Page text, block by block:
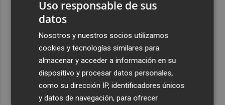
Uso responsable de sus
datos
Nosotros y nuestros socios utilizamos
cookies y tecnologías similares para
almacenar y acceder a información en su
dispositivo y procesar datos personales,
como su dirección IP, identificadores únicos
y datos de navegación, para ofrecer